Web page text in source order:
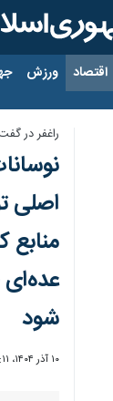
اقتصاد ورزش
راغفر در
اصلی
منابع
شود
۱۰ آذر ۱۴۰۴، ۱۳:۱۱